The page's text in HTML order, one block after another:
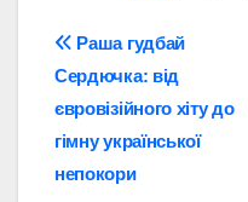
Навігація
записів
Раша гудбай
Сердючка: від
євровізійного хіту до
гімну української
непокори